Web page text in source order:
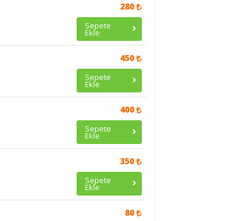
280
Sepete
Ekle
450
Sepete
Ekle
400
Sepete
Ekle
350
Sepete
Ekle
80